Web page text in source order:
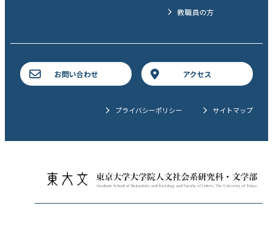
教職員の方
お問い合わせ アクセス
プライバシーポリシー サイトマップ